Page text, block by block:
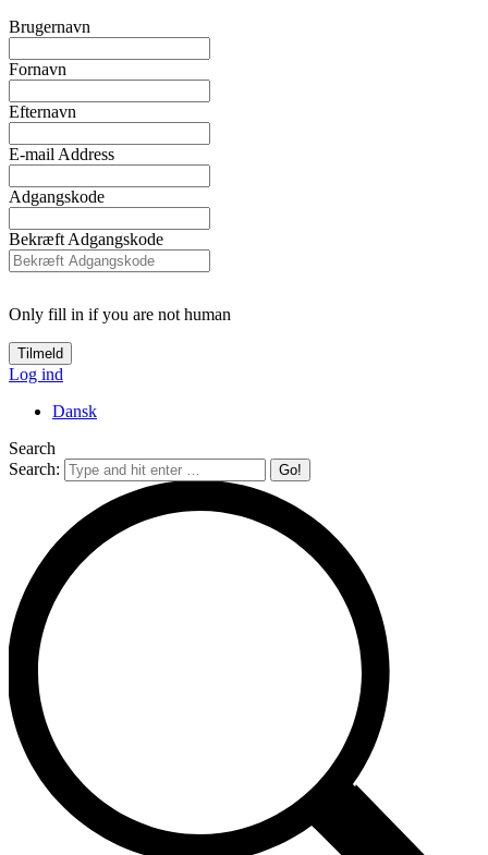
Brugernavn
Fornavn
Efternavn
E-mail Address
Adgangskode
Bekræft Adgangskode
Only fill in if you are not human
Log ind
Dansk
Search
Search: